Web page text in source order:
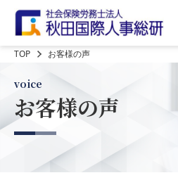
TOP お客様の声
voice
お客様の声